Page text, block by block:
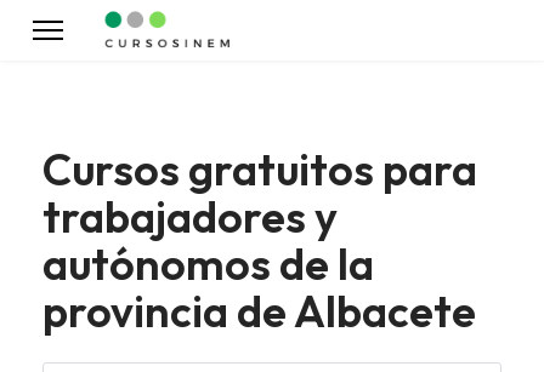
Cursos gratuitos para
trabajadores y
autónomos de la
provincia de Albacete